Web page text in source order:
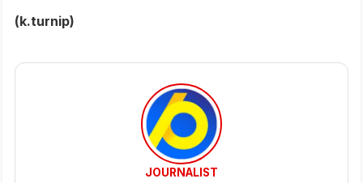
(k.turnip)
JOURNALIST